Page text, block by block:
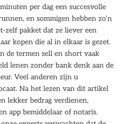
per dag een succesvolle
en sommigen hebben zo’n
zelf pakket dat ze liever een
kopen die al in elkaar is gezet.
de termen sell en short vaak
lenen zonder bank denk aan de
Veel anderen zijn u
Na het lezen van dit artikel
lekker bedrag verdienen,
app bemiddelaar of notaris.